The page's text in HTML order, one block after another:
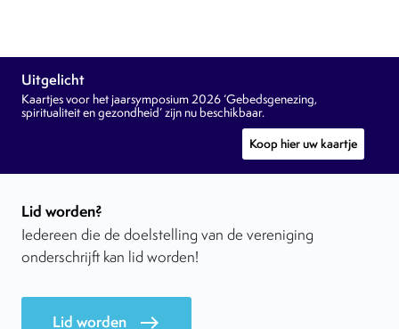
Uitgelicht
Kaartjes voor het jaarsymposium 2026 ‘Gebedsgenezing,
spiritualiteit en gezondheid’ zijn nu beschikbaar.
Koop hier uw kaartje
Lid worden?
Iedereen die de doelstelling van de vereniging
onderschrijft kan lid worden!
Lid worden east